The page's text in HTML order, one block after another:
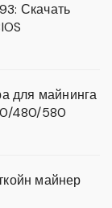
Скачать
для майнинга
480/580
майнер